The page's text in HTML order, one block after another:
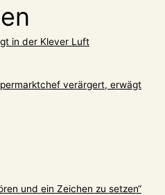
in der Klever Luft
verärgert, erwägt
und ein Zeichen zu setzen“